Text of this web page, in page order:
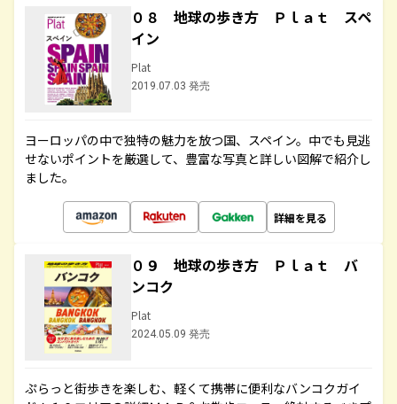
０８ 地球の歩き方 Ｐｌａｔ スペ
イン
Plat
2019.07.03 発売
ヨーロッパの中で独特の魅力を放つ国、スペイン。中でも見逃
せないポイントを厳選して、豊富な写真と詳しい図解で紹介し
ました。
詳細を見る
０９ 地球の歩き方 Ｐｌａｔ バ
ンコク
Plat
2024.05.09 発売
ぷらっと街歩きを楽しむ、軽くて携帯に便利なバンコクガイ